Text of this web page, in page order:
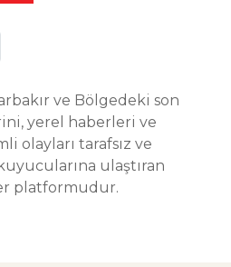
ve Bölgedeki son
yerel haberleri ve
olayları tarafsız ve
ulaştıran
platformudur.